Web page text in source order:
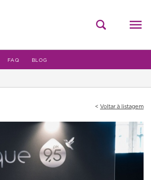
FAQ BLOG
Voltar à listagem